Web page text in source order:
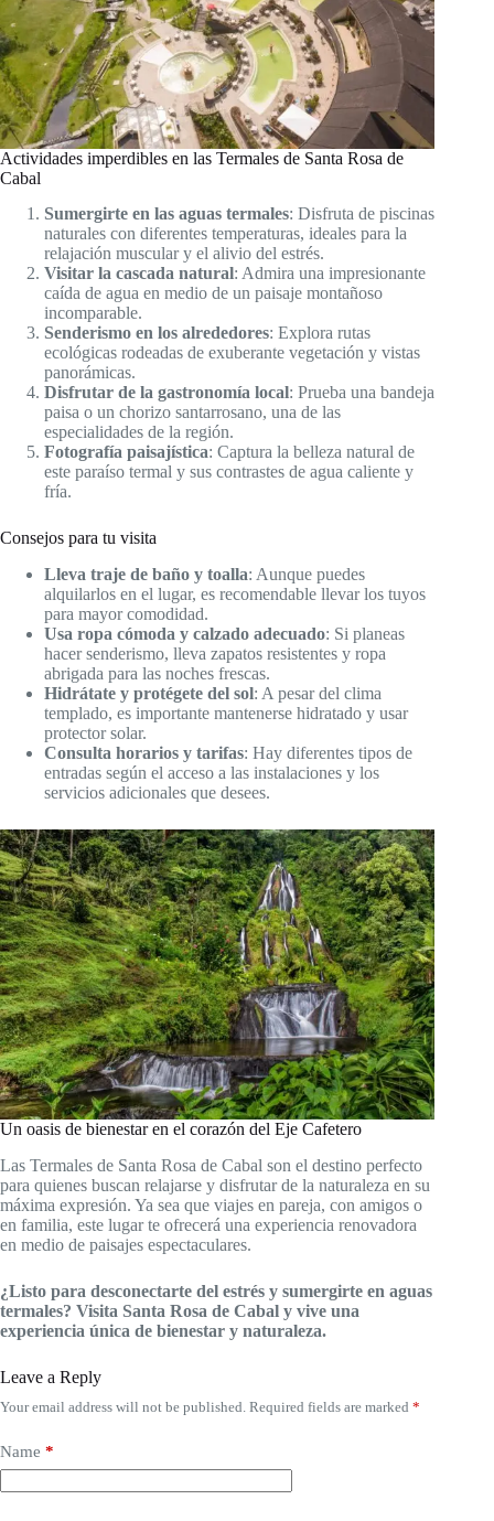
Actividades imperdibles en las Termales de Santa Rosa de
Cabal
Sumergirte en las aguas termales: Disfruta de piscinas
naturales con diferentes temperaturas, ideales para la
relajación muscular y el alivio del estrés.
Visitar la cascada natural: Admira una impresionante
caída de agua en medio de un paisaje montañoso
incomparable.
Senderismo en los alrededores: Explora rutas
ecológicas rodeadas de exuberante vegetación y vistas
panorámicas.
Disfrutar de la gastronomía local: Prueba una bandeja
paisa o un chorizo santarrosano, una de las
especialidades de la región.
Fotografía paisajística: Captura la belleza natural de
este paraíso termal y sus contrastes de agua caliente y
fría.
Consejos para tu visita
Lleva traje de baño y toalla: Aunque puedes
alquilarlos en el lugar, es recomendable llevar los tuyos
para mayor comodidad.
Usa ropa cómoda y calzado adecuado: Si planeas
hacer senderismo, lleva zapatos resistentes y ropa
abrigada para las noches frescas.
Hidrátate y protégete del sol: A pesar del clima
templado, es importante mantenerse hidratado y usar
protector solar.
Consulta horarios y tarifas: Hay diferentes tipos de
entradas según el acceso a las instalaciones y los
servicios adicionales que desees.
Un oasis de bienestar en el corazón del Eje Cafetero
Las Termales de Santa Rosa de Cabal son el destino perfecto
para quienes buscan relajarse y disfrutar de la naturaleza en su
máxima expresión. Ya sea que viajes en pareja, con amigos o
en familia, este lugar te ofrecerá una experiencia renovadora
en medio de paisajes espectaculares.
¿Listo para desconectarte del estrés y sumergirte en aguas
termales? Visita Santa Rosa de Cabal y vive una
experiencia única de bienestar y naturaleza.
Leave a Reply
Your email address will not be published. Required fields are marked *
Name *